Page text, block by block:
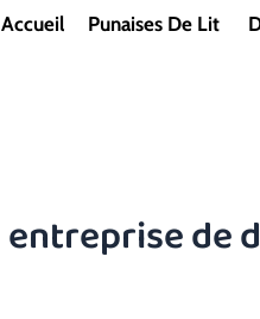
Accueil Punaises De Lit
entreprise de